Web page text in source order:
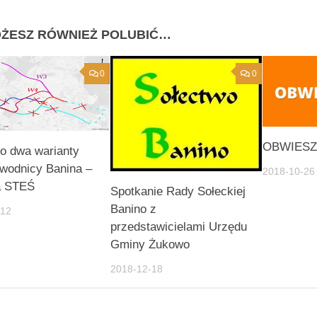
RÓWNIEŻ POLUBIĆ…
0
dwa warianty
Banina –
STEŚ
0
Spotkanie Rady Sołeckiej
Banino z
przedstawicielami Urzędu
Gminy Żukowo
2018-12-18
2018-10-26